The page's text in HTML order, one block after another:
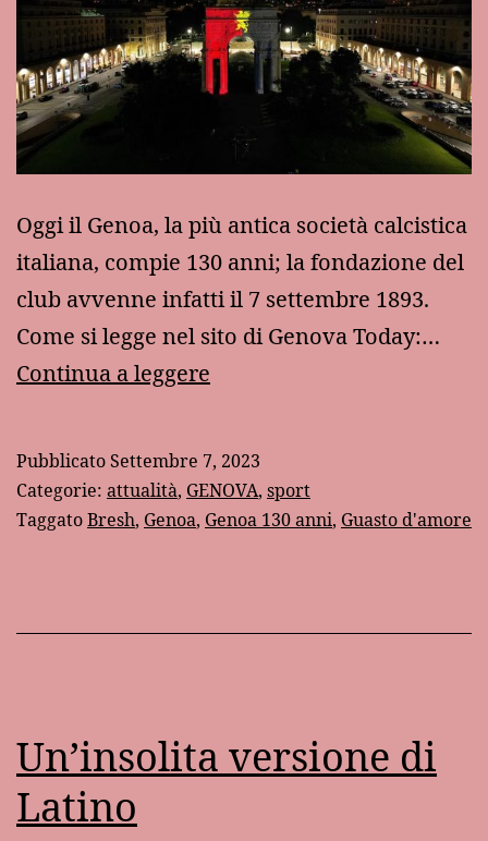
Oggi il Genoa, la più antica società calcistica
italiana, compie 130 anni; la fondazione del
club avvenne infatti il 7 settembre 1893.
Come si legge nel sito di Genova Today:…
Continua a leggere
Grifone!
PubblicatoSettembre 7, 2023
Categorie: attualità, GENOVA, sport
TaggatoBresh, Genoa, Genoa 130 anni, Guasto d'amore
Un’insolita versione di
Latino